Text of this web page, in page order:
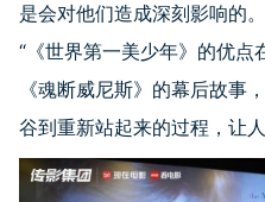
是会对他们造成深刻影响的
“《世界第一美少年》的优
《魂断威尼斯》的幕后故事
谷到重新站起来的过程，让